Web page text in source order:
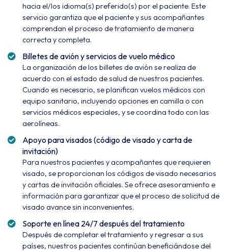
hacia el/los idioma(s) preferido(s) por el paciente. Este
servicio garantiza que el paciente y sus acompañantes
comprendan el proceso de tratamiento de manera
correcta y completa.
Billetes de avión y servicios de vuelo médico
La organización de los billetes de avión se realiza de
acuerdo con el estado de salud de nuestros pacientes.
Cuando es necesario, se planifican vuelos médicos con
equipo sanitario, incluyendo opciones en camilla o con
servicios médicos especiales, y se coordina todo con las
aerolíneas.
Apoyo para visados (código de visado y carta de
invitación)
Para nuestros pacientes y acompañantes que requieren
visado, se proporcionan los códigos de visado necesarios
y cartas de invitación oficiales. Se ofrece asesoramiento e
información para garantizar que el proceso de solicitud de
visado avance sin inconvenientes.
Soporte en línea 24/7 después del tratamiento
Después de completar el tratamiento y regresar a sus
países, nuestros pacientes continúan beneficiándose del